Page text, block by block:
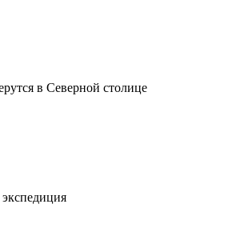
в Северной столице